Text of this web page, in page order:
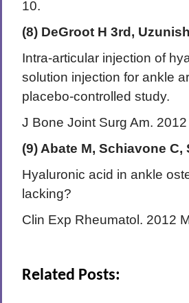
10.
(8) DeGroot H 3rd,
Intra-articular injection of
solution injection for ankle
placebo-controlled study.
J Bone Joint Surg Am.
(9) Abate M, Schiavone C,
Hyaluronic acid in ankle
lacking?
Clin Exp Rheumatol. 2012
Related Posts: